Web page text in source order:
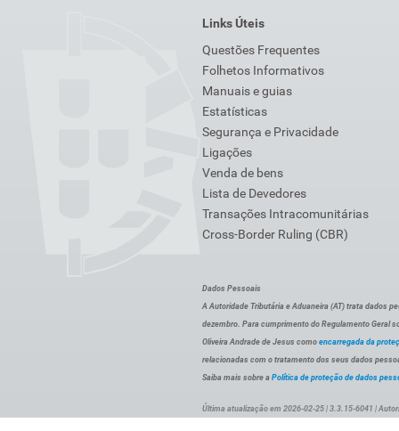
Links Úteis
Questões Frequentes
Folhetos Informativos
Manuais e guias
Estatísticas
Segurança e Privacidade
Ligações
Venda de bens
Lista de Devedores
Transações Intracomunitárias
Cross-Border Ruling (CBR)
Dados Pessoais
A Autoridade Tributária e Aduaneira (AT) trata dados
dezembro. Para cumprimento do Regulamento Geral
Oliveira Andrade de Jesus como encarregada da
relacionadas com o tratamento dos seus dados
Saiba mais sobre a Política de proteção de dados
Última atualização em 2026-02-25 | 3.3.15-6041 |